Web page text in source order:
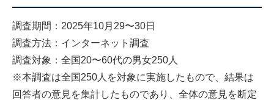
調査期間：2025年10月29〜30日
調査方法：インターネット調査
調査対象：全国20〜60代の男女250人
※本調査は全国250人を対象に実施したもので、結果は
回答者の意見を集計したものであり、全体の意見を断定